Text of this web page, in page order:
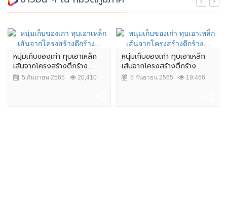
หนุ่มเก็บของเก่า ทุบเอาเหล็ก
เส้นจากโครงสร้างตึกร้าง...
5 กันยายน 2565 20,410
หนุ่มเก็บของเก่า ทุบเอาเหล็ก
เส้นจากโครงสร้างตึกร้าง...
5 กันยายน 2565 19,466